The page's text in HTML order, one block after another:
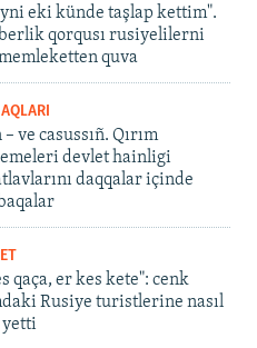
eki künde taşlap kettim".
qorqusı rusiyelilerni
quva
ve casussıñ. Qırım
devlet hainligi
daqqalar içinde
qaça, er kes kete": cenk
Rusiye turistlerine nasıl
yetti